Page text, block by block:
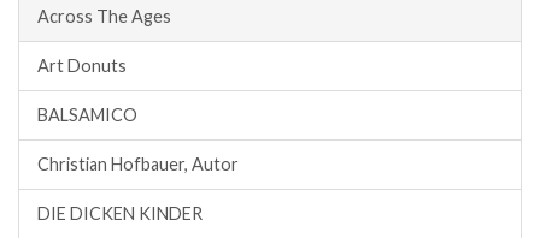
Across The Ages
Art Donuts
BALSAMICO
Christian Hofbauer, Autor
DIE DICKEN KINDER